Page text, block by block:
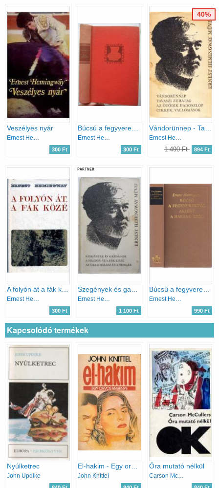
Veszélyes nyár
Ernest Hemingway
300 Ft
Ernest Hemingway
300 Ft
Ernest Hemingway
1 490 Ft 894 Ft
40%
300 Ft
PARTNER
1 100 Ft
Búcsú a fegyverektől - Akiért a harang szól
990 Ft
Kapcsolódó termékek
Nyúlketrec
John Updike John Knittel
Óra mutató nélkül
Carson McCullers